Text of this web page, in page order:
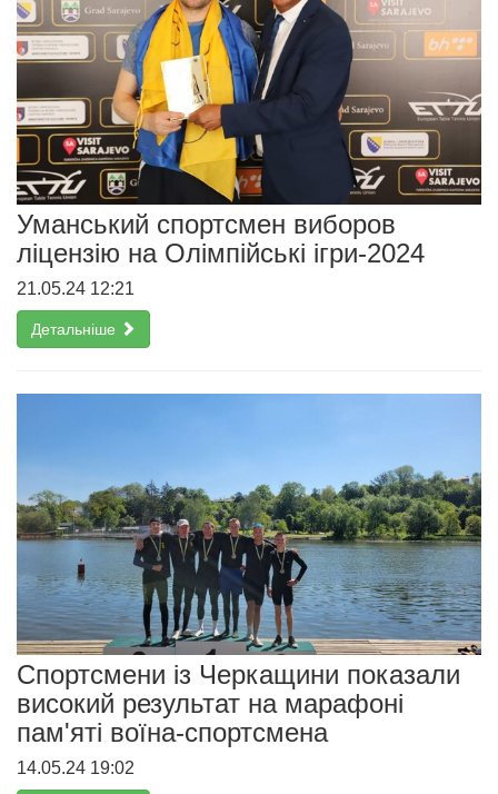
Уманський спортсмен виборов
ліцензію на Олімпійські ігри-2024
21.05.24 12:21
Детальніше
Спортсмени із Черкащини показали
високий результат на марафоні
пам'яті воїна-спортсмена
14.05.24 19:02